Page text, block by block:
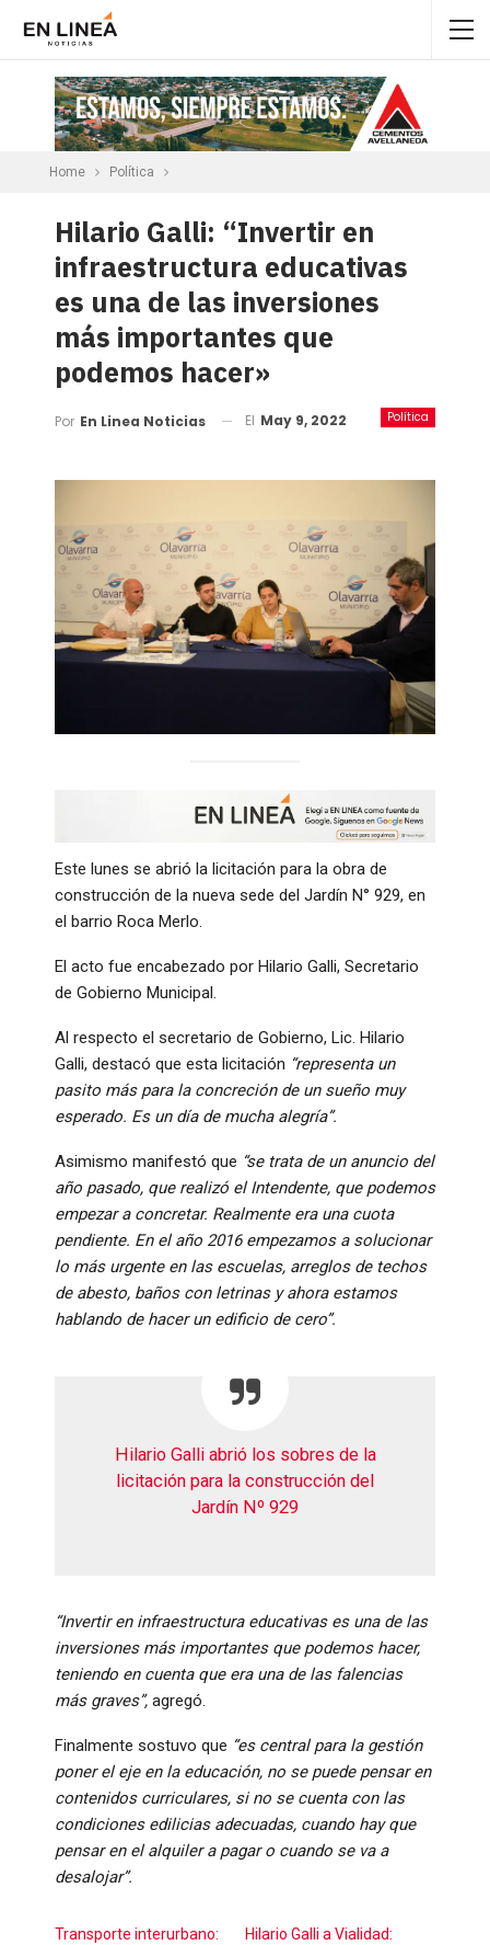
Home Política
Hilario Galli: “Invertir en
infraestructura educativas
es una de las inversiones
más importantes que
podemos hacer»
Política
Por En Linea Noticias El May 9, 2022
Este lunes se abrió la licitación para la obra de
construcción de la nueva sede del Jardín N° 929, en
el barrio Roca Merlo.
El acto fue encabezado por Hilario Galli, Secretario
de Gobierno Municipal.
Al respecto el secretario de Gobierno, Lic. Hilario
Galli, destacó que esta licitación “representa un
pasito más para la concreción de un sueño muy
esperado. Es un día de mucha alegría”.
Asimismo manifestó que “se trata de un anuncio del
año pasado, que realizó el Intendente, que podemos
empezar a concretar. Realmente era una cuota
pendiente. En el año 2016 empezamos a solucionar
lo más urgente en las escuelas, arreglos de techos
de abesto, baños con letrinas y ahora estamos
hablando de hacer un edificio de cero”.
Hilario Galli abrió los sobres de la
licitación para la construcción del
Jardín Nº 929
“Invertir en infraestructura educativas es una de las
inversiones más importantes que podemos hacer,
teniendo en cuenta que era una de las falencias
más graves”, agregó.
Finalmente sostuvo que “es central para la gestión
poner el eje en la educación, no se puede pensar en
contenidos curriculares, si no se cuenta con las
condiciones edilicias adecuadas, cuando hay que
pensar en el alquiler a pagar o cuando se va a
desalojar”.
Transporte interurbano:
Hilario Galli a Vialidad: